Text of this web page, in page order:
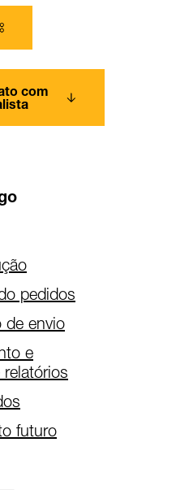
com
pedidos
de envio
e
futuro